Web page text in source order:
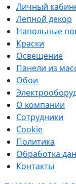
Личный
Лепной декор
Напольные
Краски
Освещение
Панели из
Обои
О компании
Сотрудники
Cookie
Политика
Обработка
Контакты